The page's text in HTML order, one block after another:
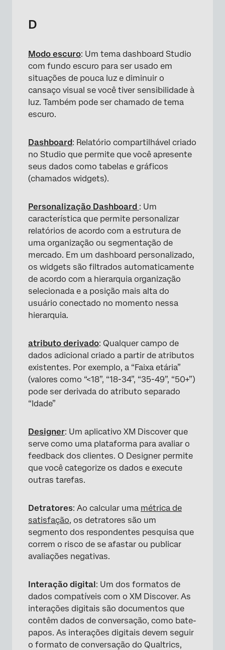
D
Modo escuro: Um tema dashboard Studio
com fundo escuro para ser usado em
situações de pouca luz e diminuir o
cansaço visual se você tiver sensibilidade à
luz. Também pode ser chamado de tema
escuro.
Dashboard: Relatório compartilhável criado
no Studio que permite que você apresente
seus dados como tabelas e gráficos
(chamados widgets).
Personalização Dashboard : Um
característica que permite personalizar
relatórios de acordo com a estrutura de
uma organização ou segmentação de
mercado. Em um dashboard personalizado,
os widgets são filtrados automaticamente
de acordo com a hierarquia organização
selecionada e a posição mais alta do
usuário conectado no momento nessa
hierarquia.
atributo derivado: Qualquer campo de
dados adicional criado a partir de atributos
existentes. Por exemplo, a “Faixa etária”
(valores como “<18”, “18-34”, “35-49”, “50+”)
pode ser derivada do atributo separado
“Idade”
Designer: Um aplicativo XM Discover que
serve como uma plataforma para avaliar o
feedback dos clientes. O Designer permite
que você categorize os dados e execute
outras tarefas.
Detratores: Ao calcular uma métrica de
satisfação, os detratores são um
segmento dos respondentes pesquisa que
correm o risco de se afastar ou publicar
avaliações negativas.
Interação digital: Um dos formatos de
dados compatíveis com o XM Discover. As
interações digitais são documentos que
contêm dados de conversação, como bate-
papos. As interações digitais devem seguir
o formato de conversação do Qualtrics,